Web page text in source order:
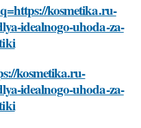
kosmetika.ru-
idealnogo-uhoda-za-
kosmetika.ru-
idealnogo-uhoda-za-